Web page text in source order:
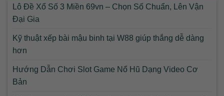
Lô Đề Xổ Số 3 Miền 69vn – Chọn Số Chuẩn, Lên Vận
Đại Gia
Kỹ thuật xếp bài mậu binh tại W88 giúp thắng dễ dàng
hơn
Hướng Dẫn Chơi Slot Game Nổ Hũ Dạng Video Cơ
Bản